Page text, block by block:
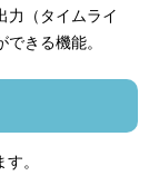
力（タイムライ
きる機能。
。